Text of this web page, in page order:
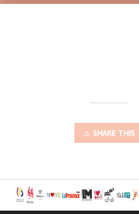
SHARE THIS